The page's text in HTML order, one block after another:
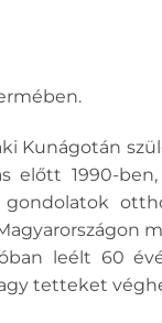
Kunágotán
előtt 1990-
leélt 60
tetteket